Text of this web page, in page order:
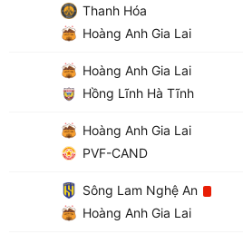
Thanh Hóa
Hoàng Anh Gia Lai
Hoàng Anh Gia Lai
Hồng Lĩnh Hà Tĩnh
Hoàng Anh Gia Lai
PVF-CAND
Sông Lam Nghệ An
Hoàng Anh Gia Lai